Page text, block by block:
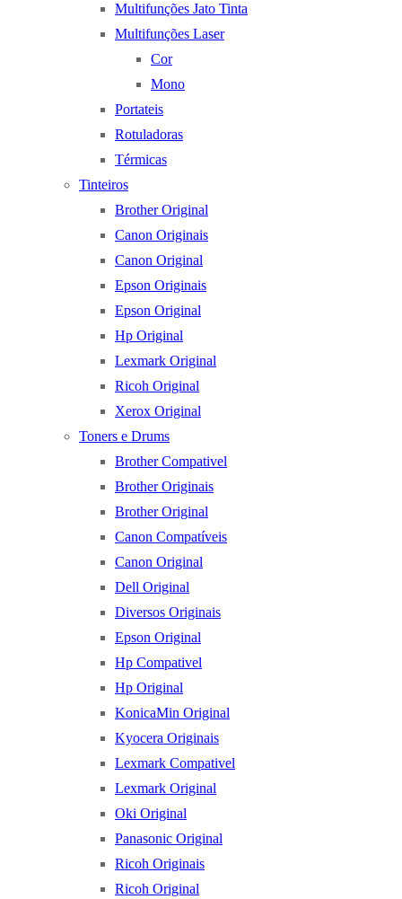
Multifunções Jato Tinta
Multifunções Laser
Cor
Mono
Portateis
Rotuladoras
Térmicas
Tinteiros
Brother Original
Canon Originais
Canon Original
Epson Originais
Epson Original
Hp Original
Lexmark Original
Ricoh Original
Xerox Original
Toners e Drums
Brother Compativel
Brother Originais
Brother Original
Canon Compatíveis
Canon Original
Dell Original
Diversos Originais
Epson Original
Hp Compativel
Hp Original
KonicaMin Original
Kyocera Originais
Lexmark Compativel
Lexmark Original
Oki Original
Panasonic Original
Ricoh Originais
Ricoh Original